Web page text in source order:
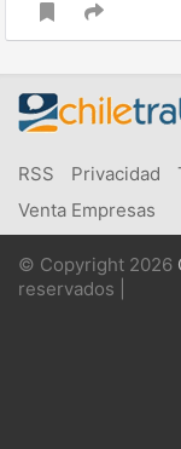
RSS Privacidad
Venta Empresas
© Copyright 2026
reservados |